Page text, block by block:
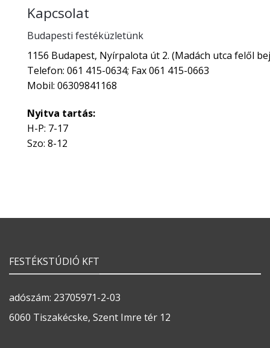
Kapcsolat
Budapesti festéküzletünk
1156 Budapest, Nyírpalota út 2. (Madách utca felől
Telefon: 061 415-0634; Fax 061 415-0663
Mobil: 06309841168
Nyitva tartás:
H-P: 7-17
Szo: 8-12
FESTÉKSTÚDIÓ KFT
adószám: 23705971-2-03
6060 Tiszakécske, Szent Imre tér 12